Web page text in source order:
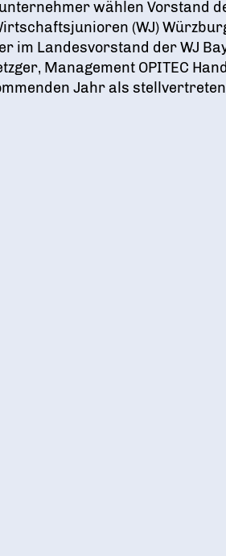
wählen Vorstand
(WJ)
im Landesvorstand der WJ
Management OPITEC
Jahr als